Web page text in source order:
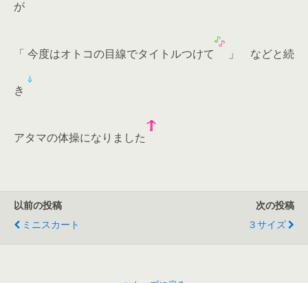
が
「 今度はオトコの目線でタイトルつけて 」 などと続
き
アタマの体操になりました
以前の投稿
ミニスカート
次の投稿
３サイズ